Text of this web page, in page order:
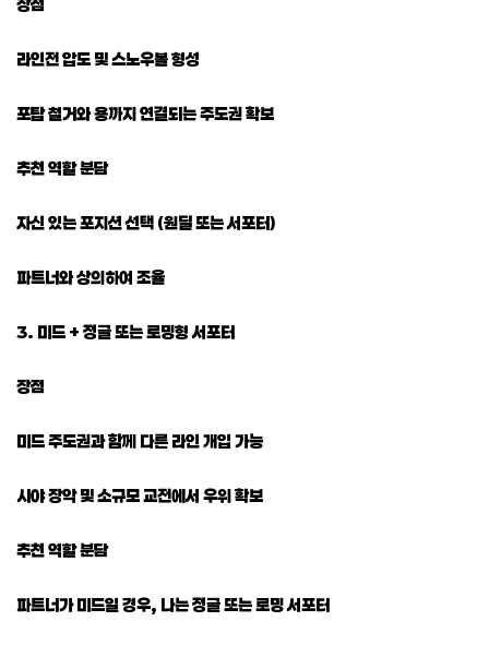
장점
라인전 압도 및 스노우볼 형성
포탑 철거와 용까지 연결되는 주도권 확보
추천 역할 분담
자신 있는 포지션 선택 (원딜 또는 서포터)
파트너와 상의하여 조율
3. 미드 + 정글 또는 로밍형 서포터
장점
미드 주도권과 함께 다른 라인 개입 가능
시야 장악 및 소규모 교전에서 우위 확보
추천 역할 분담
파트너가 미드일 경우, 나는 정글 또는 로밍 서포터